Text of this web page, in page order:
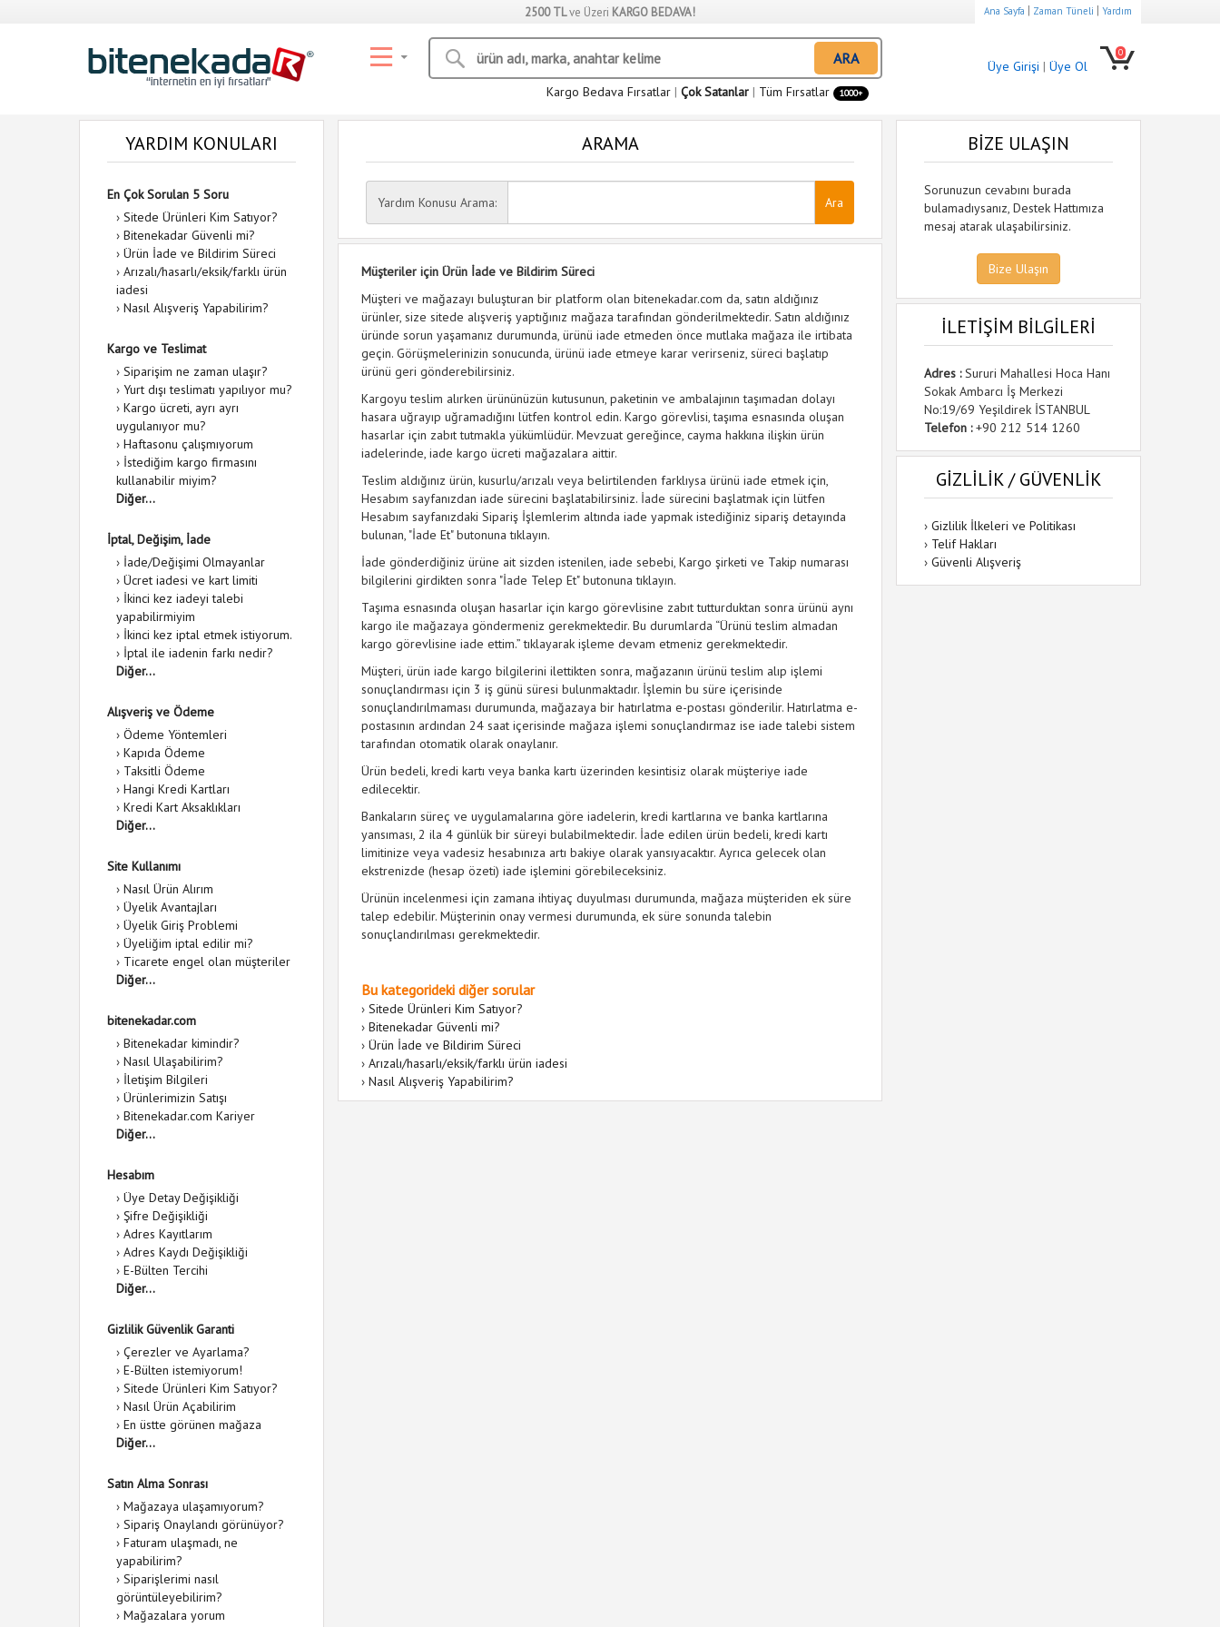
2500 TLve Üzeri KARGO BEDAVA! Ana Sayfa | Zaman Tüneli | Yardım
ARA
Kargo Bedava Fırsatlar | Çok Satanlar | Tüm Fırsatlar 1000+
Üye Girişi | Üye Ol
0
YARDIM KONULARI
En Çok Sorulan 5 Soru
› Sitede Ürünleri Kim Satıyor?
› Bitenekadar Güvenli mi?
› Ürün İade ve Bildirim Süreci
› Arızalı/hasarlı/eksik/farklı ürün
iadesi
› Nasıl Alışveriş Yapabilirim?
Kargo ve Teslimat
› Siparişim ne zaman ulaşır?
› Yurt dışı teslimatı yapılıyor mu?
› Kargo ücreti, ayrı ayrı
uygulanıyor mu?
› Haftasonu çalışmıyorum
› İstediğim kargo firmasını
kullanabilir miyim?
Diğer...
İptal, Değişim, İade
› İade/Değişimi Olmayanlar
› Ücret iadesi ve kart limiti
› İkinci kez iadeyi talebi
yapabilirmiyim
› İkinci kez iptal etmek istiyorum.
› İptal ile iadenin farkı nedir?
Diğer...
Alışveriş ve Ödeme
› Ödeme Yöntemleri
› Kapıda Ödeme
› Taksitli Ödeme
› Hangi Kredi Kartları
› Kredi Kart Aksaklıkları
Diğer...
Site Kullanımı
› Nasıl Ürün Alırım
› Üyelik Avantajları
› Üyelik Giriş Problemi
› Üyeliğim iptal edilir mi?
› Ticarete engel olan müşteriler
Diğer...
bitenekadar.com
› Bitenekadar kimindir?
› Nasıl Ulaşabilirim?
› İletişim Bilgileri
› Ürünlerimizin Satışı
› Bitenekadar.com Kariyer
Diğer...
Hesabım
› Üye Detay Değişikliği
› Şifre Değişikliği
› Adres Kayıtlarım
› Adres Kaydı Değişikliği
› E-Bülten Tercihi
Diğer...
Gizlilik Güvenlik Garanti
› Çerezler ve Ayarlama?
› E-Bülten istemiyorum!
› Sitede Ürünleri Kim Satıyor?
› Nasıl Ürün Açabilirim
› En üstte görünen mağaza
Diğer...
Satın Alma Sonrası
› Mağazaya ulaşamıyorum?
› Sipariş Onaylandı görünüyor?
› Faturam ulaşmadı, ne
yapabilirim?
› Siparişlerimi nasıl
görüntüleyebilirim?
› Mağazalara yorum
ARAMA
Yardım Konusu Arama:
Müşteriler için Ürün İade ve Bildirim Süreci
Müşteri ve mağazayı buluşturan bir platform olan bitenekadar.com da, satın aldığınız
ürünler, size sitede alışveriş yaptığınız mağaza tarafından gönderilmektedir. Satın aldığınız
üründe sorun yaşamanız durumunda, ürünü iade etmeden önce mutlaka mağaza ile irtibata
geçin. Görüşmelerinizin sonucunda, ürünü iade etmeye karar verirseniz, süreci başlatıp
ürünü geri gönderebilirsiniz.
Kargoyu teslim alırken ürününüzün kutusunun, paketinin ve ambalajının taşımadan dolayı
hasara uğrayıp uğramadığını lütfen kontrol edin. Kargo görevlisi, taşıma esnasında oluşan
hasarlar için zabıt tutmakla yükümlüdür. Mevzuat gereğince, cayma hakkına ilişkin ürün
iadelerinde, iade kargo ücreti mağazalara aittir.
Teslim aldığınız ürün, kusurlu/arızalı veya belirtilenden farklıysa ürünü iade etmek için,
Hesabım sayfanızdan iade sürecini başlatabilirsiniz. İade sürecini başlatmak için lütfen
Hesabım sayfanızdaki Sipariş İşlemlerim altında iade yapmak istediğiniz sipariş detayında
bulunan, "İade Et" butonuna tıklayın.
İade gönderdiğiniz ürüne ait sizden istenilen, iade sebebi, Kargo şirketi ve Takip numarası
bilgilerini girdikten sonra "İade Telep Et" butonuna tıklayın.
Taşıma esnasında oluşan hasarlar için kargo görevlisine zabıt tutturduktan sonra ürünü aynı
kargo ile mağazaya göndermeniz gerekmektedir. Bu durumlarda “Ürünü teslim almadan
kargo görevlisine iade ettim.” tıklayarak işleme devam etmeniz gerekmektedir.
Müşteri, ürün iade kargo bilgilerini ilettikten sonra, mağazanın ürünü teslim alıp işlemi
sonuçlandırması için 3 iş günü süresi bulunmaktadır. İşlemin bu süre içerisinde
sonuçlandırılmaması durumunda, mağazaya bir hatırlatma e-postası gönderilir. Hatırlatma e-
postasının ardından 24 saat içerisinde mağaza işlemi sonuçlandırmaz ise iade talebi sistem
tarafından otomatik olarak onaylanır.
Ürün bedeli, kredi kartı veya banka kartı üzerinden kesintisiz olarak müşteriye iade
edilecektir.
Bankaların süreç ve uygulamalarına göre iadelerin, kredi kartlarına ve banka kartlarına
yansıması, 2 ila 4 günlük bir süreyi bulabilmektedir. İade edilen ürün bedeli, kredi kartı
limitinize veya vadesiz hesabınıza artı bakiye olarak yansıyacaktır. Ayrıca gelecek olan
ekstrenizde (hesap özeti) iade işlemini görebileceksiniz.
Ürünün incelenmesi için zamana ihtiyaç duyulması durumunda, mağaza müşteriden ek süre
talep edebilir. Müşterinin onay vermesi durumunda, ek süre sonunda talebin
sonuçlandırılması gerekmektedir.
Bu kategorideki diğer sorular
› Sitede Ürünleri Kim Satıyor?
› Bitenekadar Güvenli mi?
› Ürün İade ve Bildirim Süreci
› Arızalı/hasarlı/eksik/farklı ürün iadesi
› Nasıl Alışveriş Yapabilirim?
BİZE ULAŞIN
Sorunuzun cevabını burada
bulamadıysanız, Destek Hattımıza
mesaj atarak ulaşabilirsiniz.
Bize Ulaşın
İLETİŞİM BİLGİLERİ
Adres :Sururi Mahallesi Hoca Hanı
Sokak Ambarcı İş Merkezi
No:19/69 Yeşildirek İSTANBUL
Telefon :+90 212 514 1260
GİZLİLİK / GÜVENLİK
› Gizlilik İlkeleri ve Politikası
› Telif Hakları
› Güvenli Alışveriş